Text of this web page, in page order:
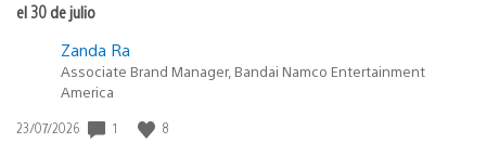
el 30 de julio
Zanda Ra
Associate Brand Manager, Bandai Namco Entertainment
America
Fecha
23/07/2026 1 8